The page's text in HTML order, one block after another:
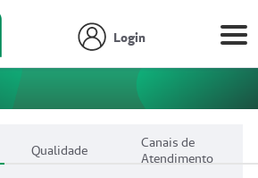
Login
Qualidade
Canais de
Atendimento